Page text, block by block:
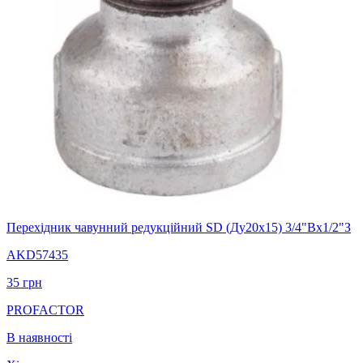
Перехідник чавунний редукційний SD (Ду20х15) 3/4"Вх1/2"З
AKD57435
35 грн
PROFACTOR
В наявності